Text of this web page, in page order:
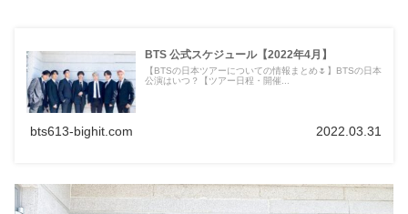
BTS 公式スケジュール【2022年4月】
【BTSの日本ツアーについての情報まとめ🌷】BTSの日本
公演はいつ？【ツアー日程・開催...
bts613-bighit.com 2022.03.31